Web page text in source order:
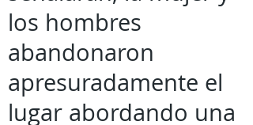
los hombres
abandonaron
apresuradamente el
lugar abordando una